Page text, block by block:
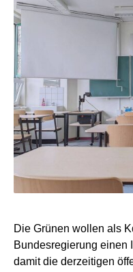
Die Grünen wollen als
Bundesregierung einen
damit die derzeitigen